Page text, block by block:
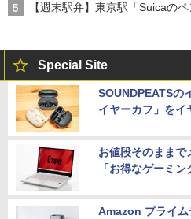
【週末駅弁】東京駅「Suicaの
Special Site
SOUNDPEATSの
イヤーカフ」をイ
お値段そのままで
「お得なゲーミン
Amazon プライ